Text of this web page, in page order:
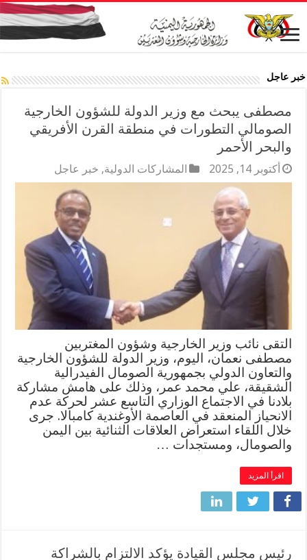
خبر عاجل
مصطفى يبحث مع وزير الدولة للشؤون الخارجية
الصومالي التطورات في منطقة القرن الأفريقي
والبحر الأحمر
أكتوبر 14, 2025 المشاركات الدولية, خبر عاجل
التقى نائب وزير الخارجية وشؤون المغتربين
مصطفى نعمان، اليوم، وزير الدولة للشؤون الخارجية
والتعاون الدولي بجمهورية الصومال الفيدرالية
الشقيقة، علي محمد عمر، وذلك على هامش مشاركة
بلادنا في الاجتماع الوزاري التاسع عشر لحركة عدم
الانحياز المنعقد في العاصمة الأوغندية كامبالا. جرى
خلال اللقاء استعراض العلاقات الثنائية بين اليمن
والصومال، ومستجدات …
اقرأ المزيد
رئيس مجلس القيادة يؤكد الالتزام بالشراكة